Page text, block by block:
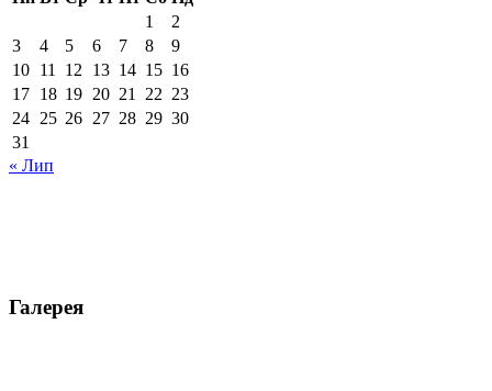
1
2
3
4 5 6 7 8
9
10 11 12 13 14 15 16
17 18 19 20 21 22 23
24 25 26 27 28 29 30
31
« Лип
Галерея